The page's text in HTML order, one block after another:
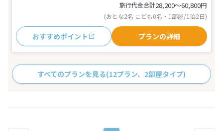
旅行代金合計28,200〜60,800円
(おとな2名 こども0名・1部屋/1泊2日)
おすすめポイント プランの詳細
すべてのプランを見る(12プラン、2部屋タイプ)